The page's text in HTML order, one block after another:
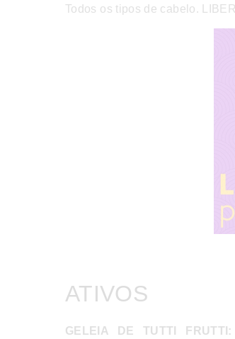
Todos os tipos de cabelo.
ATIVOS
GELEIA DE TUTTI FRUTTI: